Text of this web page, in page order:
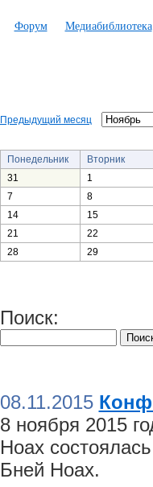
Форум Медиабиблиотека
Предыдущий месяц
Понедельник
Вторник
31
1
7
8
14
15
21
22
28
29
Поиск:
08.11.2015
8 ноября 2015
Ноах
Бней Ноах.